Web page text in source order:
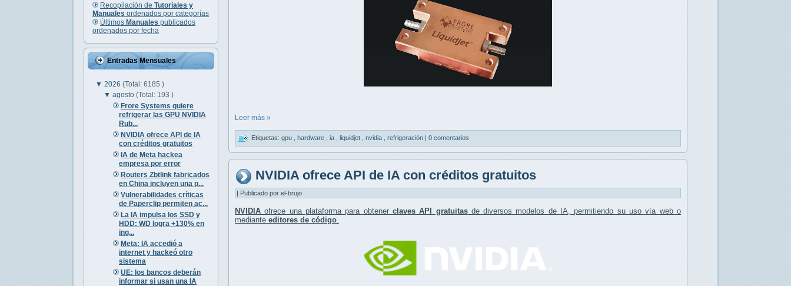
Recopilación de Tutoriales y
Manuales ordenados por categorías
Últimos Manuales publicados
ordenados por fecha
Entradas Mensuales
▼ 2026 (Total: 6185 )
▼agosto(Total: 193 )
Frore Systems quiere
refrigerar las GPU NVIDIA
Rub...
NVIDIA ofrece API de IA
con créditos gratuitos
IA de Meta hackea
empresa por error
Routers Zbtlink fabricados
en China incluyen una p...
Vulnerabilidades críticas
de Paperclip permiten ac...
La IA impulsa los SSD y
HDD: WD logra +130% en
ing...
Meta: IA accedió a
internet y hackeó otro
sistema
UE: los bancos deberán
informar si usan una IA
Leer más »
Etiquetas: gpu hardware ia liquidjet nvidia refrigeración | 0 comentarios
NVIDIA ofrece API de IA con créditos gratuitos
| Publicado por el-brujo
NVIDIA ofrece una plataforma para obtener claves API gratuitasde diversos modelos de IA, permitiendo su uso vía web o
mediante editores de código